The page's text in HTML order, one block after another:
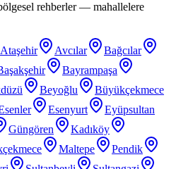
rehberler — mahallelere
Ataşehir Avcılar
Bağcılar
Bayrampaşa
Beyoğlu
Büyükçekmece
Esenyurt
Eyüpsultan
Güngören
Kadıköy
Maltepe
Pendik